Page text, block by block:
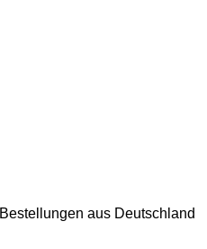
aus Deutschland